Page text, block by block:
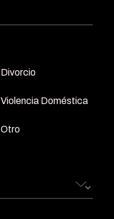
Divorcio
Violencia Doméstica
Otro